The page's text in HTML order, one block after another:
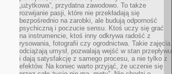
„użytkowa”, przydatna zawodowo. To także
rozwijanie pasji, które nie przekładają się
bezpośrednio na zarobki, ale budują odporność
psychiczną i poczucie sensu. Ktoś uczy się grać
na instrumencie, ktoś inny odkrywa radość z
rysowania, fotografii czy ogrodnictwa. Takie zajęcia
odciążają umysł, pozwalają wejść w stan przepływu
i dają satysfakcję z samego procesu, a nie tylko z
efektów. Na koniec warto przyjąć, że uczenie się